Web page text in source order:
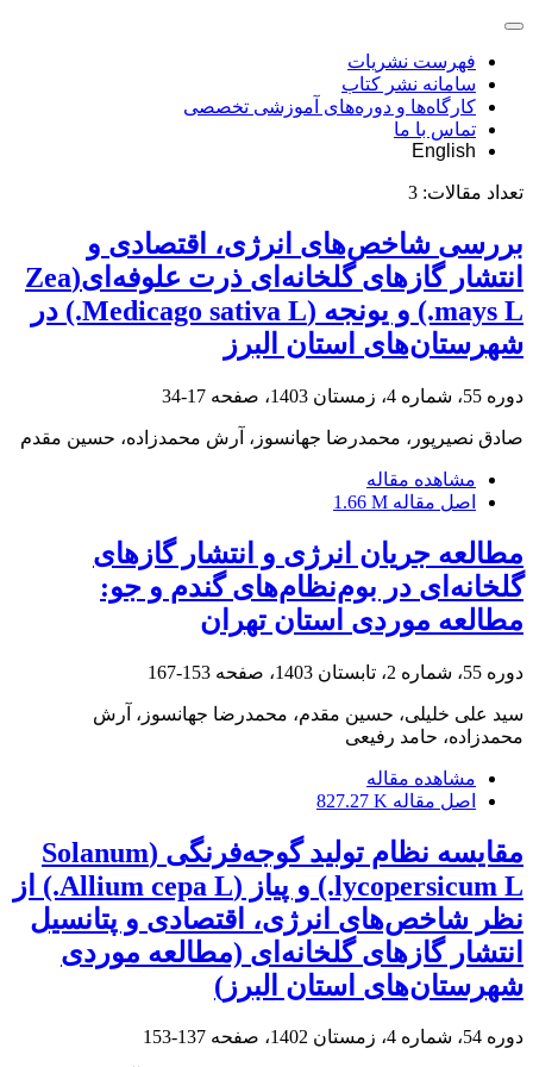
فهرست نشریات
سامانه نشر کتاب
کارگاه‌ها و دوره‌های آموزشی تخصصی
تماس با ما
English
تعداد مقالات: 3
بررسی شاخص‌های انرژی، اقتصادی و
انتشار گازهای گلخانه‌ای ذرت علوفه‌ای(Zea
mays L.) و یونجه (Medicago sativa L.) در
شهرستان‌های استان البرز
دوره 55، شماره 4، زمستان 1403، صفحه 17-34
صادق نصیرپور، محمدرضا جهانسوز، آرش محمدزاده، حسین مقدم
مشاهده مقاله
اصل مقاله 1.66 M
مطالعه جریان انرژی و انتشار گازهای
گلخانه‌ای در بوم‌نظام‌های گندم و جو:
مطالعه موردی استان تهران
دوره 55، شماره 2، تابستان 1403، صفحه 153-167
سید علی خلیلی، حسین مقدم، محمدرضا جهانسوز، آرش
محمدزاده، حامد رفیعی
مشاهده مقاله
اصل مقاله 827.27 K
مقایسه نظام تولید گوجه‌فرنگی (Solanum
lycopersicum L.) و پیاز (Allium cepa L.) از
نظر شاخص‌های انرژی، اقتصادی و پتانسیل
انتشار گازهای گلخانه‌ای (مطالعه موردی
شهرستان‌های استان البرز)
دوره 54، شماره 4، زمستان 1402، صفحه 137-153